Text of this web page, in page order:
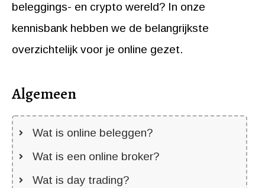
beleggings- en crypto wereld? In onze
kennisbank hebben we de belangrijkste
overzichtelijk voor je online gezet.
Algemeen
Wat is online beleggen?
Wat is een online broker?
Wat is day trading?